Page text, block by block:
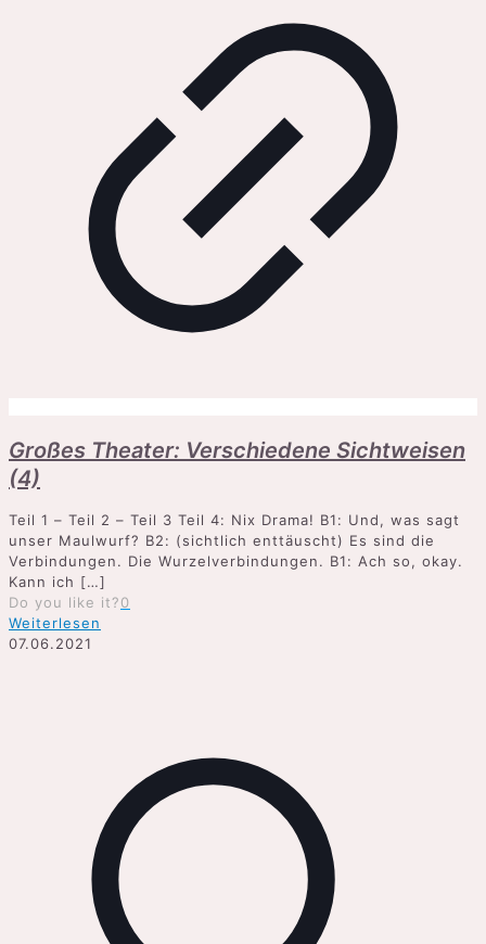
Großes Theater: Verschiedene Sichtweisen
(4)
Teil 1 – Teil 2 – Teil 3 Teil 4: Nix Drama! B1: Und, was sagt
unser Maulwurf? B2: (sichtlich enttäuscht) Es sind die
Verbindungen. Die Wurzelverbindungen. B1: Ach so, okay.
Kann ich […]
Do you like it?0
Weiterlesen
07.06.2021